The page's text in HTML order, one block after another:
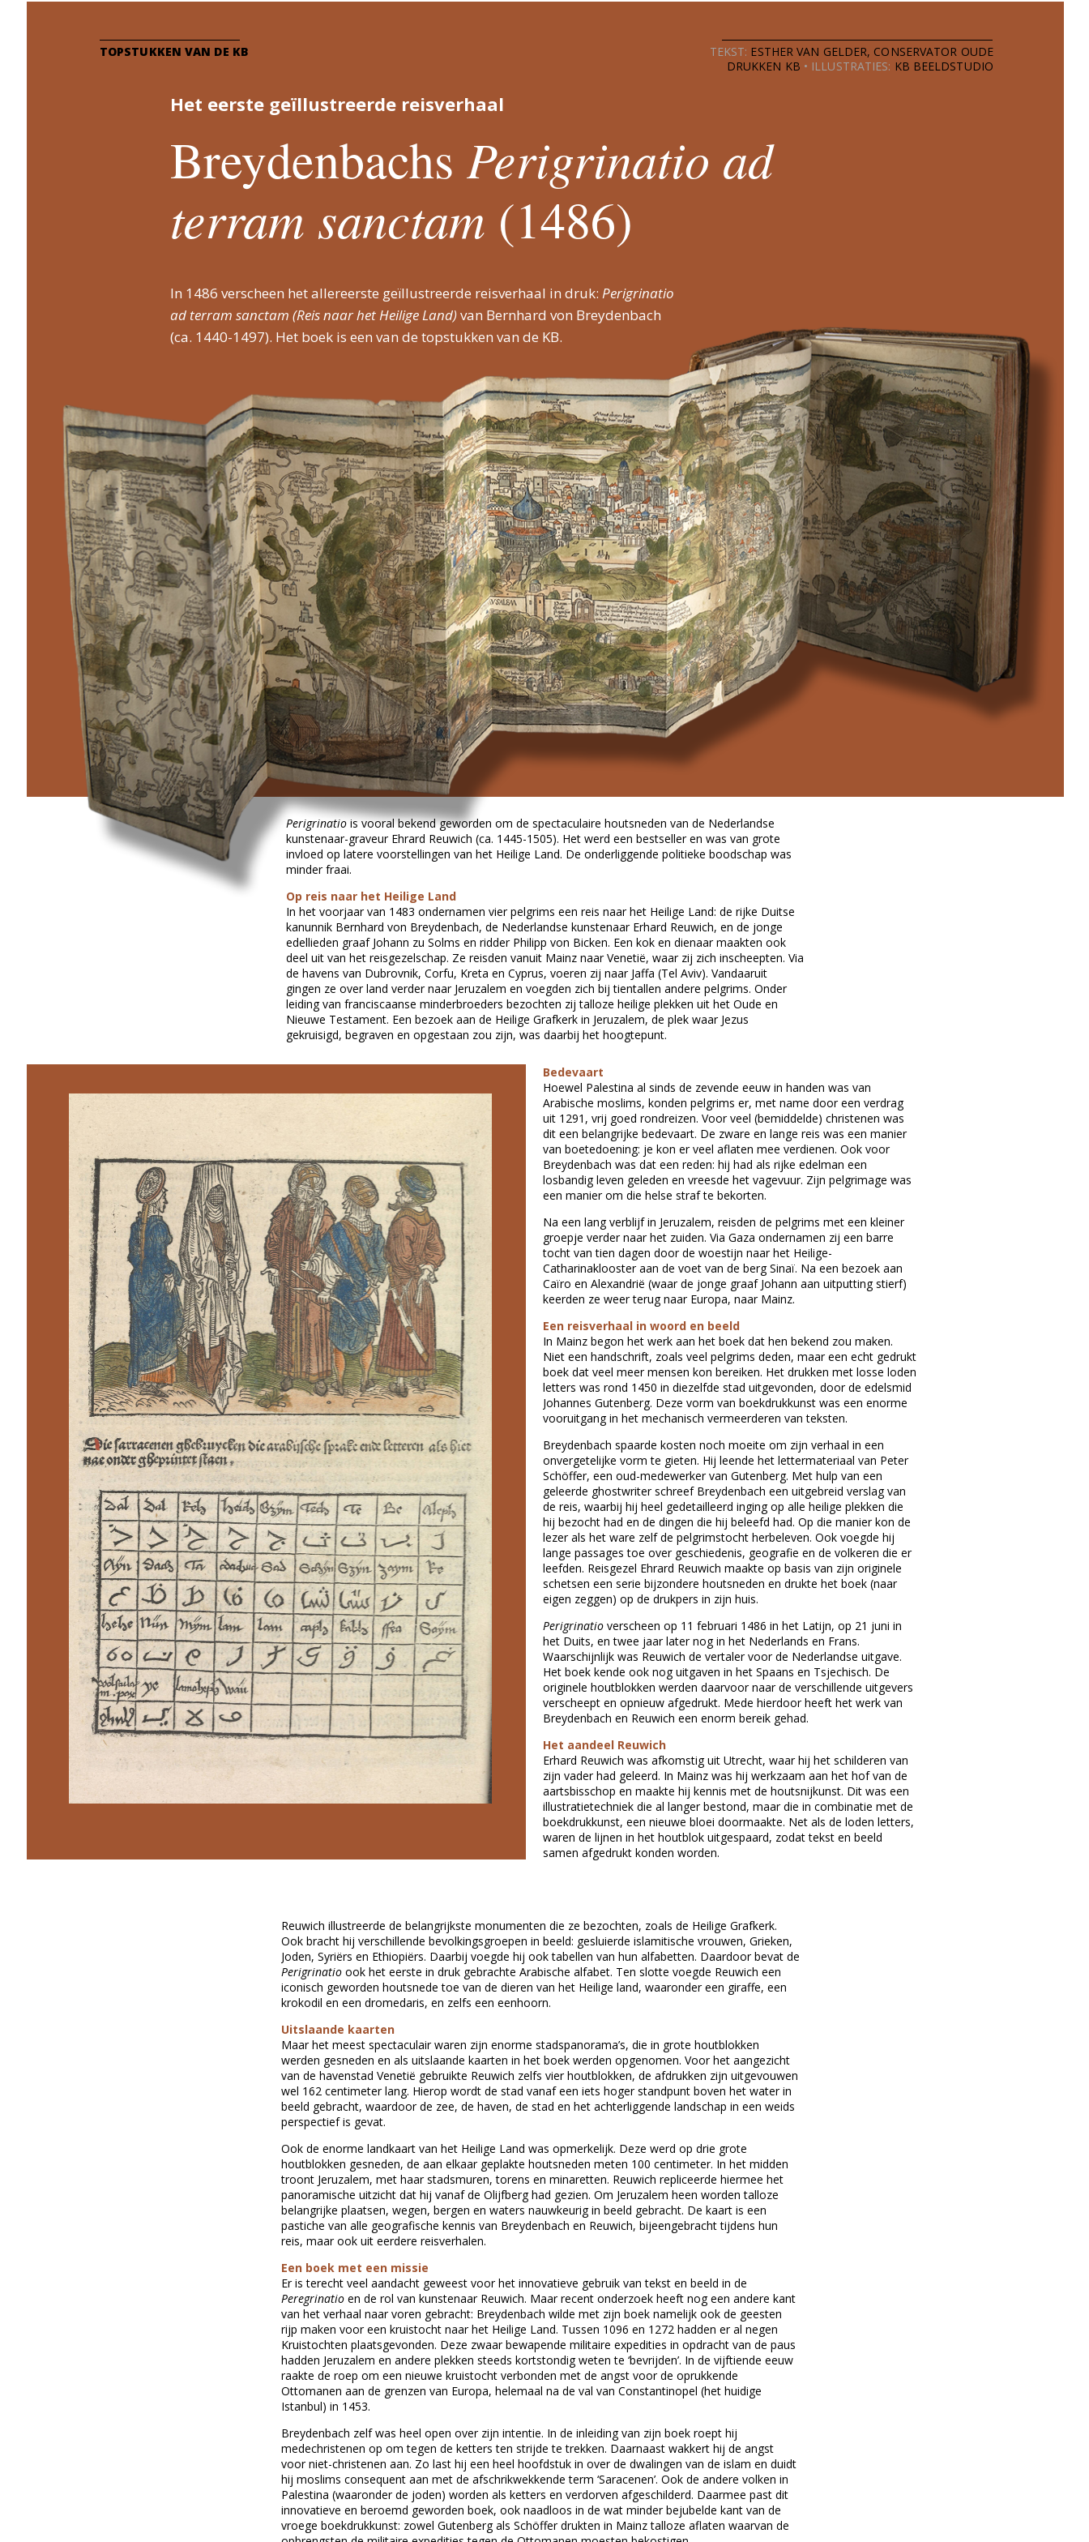
Reuwich illustreerde de belangrijkste monumenten die ze bezochten, zoals de Heilige Grafkerk.
Ook bracht hij verschillende bevolkingsgroepen in beeld: gesluierde islamitische vrouwen, Grieken,
Joden, Syriërs en Ethiopiërs. Daarbij voegde hij ook tabellen van hun alfabetten. Daardoor bevat de
Perigrinatio ook het eerste in druk gebrachte Arabische alfabet. Ten slotte voegde Reuwich een
iconisch geworden houtsnede toe van de dieren van het Heilige land, waaronder een giraffe, een
krokodil en een dromedaris, en zelfs een eenhoorn.
Uitslaande kaarten
Maar het meest spectaculair waren zijn enorme stadspanorama’s, die in grote houtblokken
werden gesneden en als uitslaande kaarten in het boek werden opgenomen. Voor het aangezicht
van de havenstad Venetië gebruikte Reuwich zelfs vier houtblokken, de afdrukken zijn uitgevouwen
wel 162 centimeter lang. Hierop wordt de stad vanaf een iets hoger standpunt boven het water in
beeld gebracht, waardoor de zee, de haven, de stad en het achterliggende landschap in een weids
perspectief is gevat.
Ook de enorme landkaart van het Heilige Land was opmerkelijk. Deze werd op drie grote
houtblokken gesneden, de aan elkaar geplakte houtsneden meten 100 centimeter. In het midden
troont Jeruzalem, met haar stadsmuren, torens en minaretten. Reuwich repliceerde hiermee het
panoramische uitzicht dat hij vanaf de Olijfberg had gezien. Om Jeruzalem heen worden talloze
belangrijke plaatsen, wegen, bergen en waters nauwkeurig in beeld gebracht. De kaart is een
pastiche van alle geografische kennis van Breydenbach en Reuwich, bijeengebracht tijdens hun
reis, maar ook uit eerdere reisverhalen.
Een boek met een missie
Er is terecht veel aandacht geweest voor het innovatieve gebruik van tekst en beeld in de
Peregrinatio en de rol van kunstenaar Reuwich. Maar recent onderzoek heeft nog een andere kant
van het verhaal naar voren gebracht: Breydenbach wilde met zijn boek namelijk ook de geesten
rijp maken voor een kruistocht naar het Heilige Land. Tussen 1096 en 1272 hadden er al negen
Kruistochten plaatsgevonden. Deze zwaar bewapende militaire expedities in opdracht van de paus
hadden Jeruzalem en andere plekken steeds kortstondig weten te ‘bevrijden’. In de vijftiende eeuw
raakte de roep om een nieuwe kruistocht verbonden met de angst voor de oprukkende
Ottomanen aan de grenzen van Europa, helemaal na de val van Constantinopel (het huidige
Istanbul) in 1453.
Breydenbach zelf was heel open over zijn intentie. In de inleiding van zijn boek roept hij
medechristenen op om tegen de ketters ten strijde te trekken. Daarnaast wakkert hij de angst
voor niet-christenen aan. Zo last hij een heel hoofdstuk in over de dwalingen van de islam en duidt
hij moslims consequent aan met de afschrikwekkende term ‘Saracenen’. Ook de andere volken in
Palestina (waaronder de joden) worden als ketters en verdorven afgeschilderd. Daarmee past dit
innovatieve en beroemd geworden boek, ook naadloos in de wat minder bejubelde kant van de
vroege boekdrukkunst: zowel Gutenberg als Schöffer drukten in Mainz talloze aflaten waarvan de
Bedevaart
Hoewel Palestina al sinds de zevende eeuw in handen was van
Arabische moslims, konden pelgrims er, met name door een verdrag
uit 1291, vrij goed rondreizen. Voor veel (bemiddelde) christenen was
dit een belangrijke bedevaart. De zware en lange reis was een manier
van boetedoening: je kon er veel aflaten mee verdienen. Ook voor
Breydenbach was dat een reden: hij had als rijke edelman een
losbandig leven geleden en vreesde het vagevuur. Zijn pelgrimage was
een manier om die helse straf te bekorten.
Na een lang verblijf in Jeruzalem, reisden de pelgrims met een kleiner
groepje verder naar het zuiden. Via Gaza ondernamen zij een barre
tocht van tien dagen door de woestijn naar het Heilige-
Catharinaklooster aan de voet van de berg Sinaï. Na een bezoek aan
Caïro en Alexandrië (waar de jonge graaf Johann aan uitputting stierf)
keerden ze weer terug naar Europa, naar Mainz.
Een reisverhaal in woord en beeld
In Mainz begon het werk aan het boek dat hen bekend zou maken.
Niet een handschrift, zoals veel pelgrims deden, maar een echt gedrukt
boek dat veel meer mensen kon bereiken. Het drukken met losse loden
letters was rond 1450 in diezelfde stad uitgevonden, door de edelsmid
Johannes Gutenberg. Deze vorm van boekdrukkunst was een enorme
vooruitgang in het mechanisch vermeerderen van teksten.
Breydenbach spaarde kosten noch moeite om zijn verhaal in een
onvergetelijke vorm te gieten. Hij leende het lettermateriaal van Peter
Schöffer, een oud-medewerker van Gutenberg. Met hulp van een
geleerde ghostwriter schreef Breydenbach een uitgebreid verslag van
de reis, waarbij hij heel gedetailleerd inging op alle heilige plekken die
hij bezocht had en de dingen die hij beleefd had. Op die manier kon de
lezer als het ware zelf de pelgrimstocht herbeleven. Ook voegde hij
lange passages toe over geschiedenis, geografie en de volkeren die er
leefden. Reisgezel Ehrard Reuwich maakte op basis van zijn originele
schetsen een serie bijzondere houtsneden en drukte het boek (naar
eigen zeggen) op de drukpers in zijn huis.
Perigrinatio verscheen op 11 februari 1486 in het Latijn, op 21 juni in
het Duits, en twee jaar later nog in het Nederlands en Frans.
Waarschijnlijk was Reuwich de vertaler voor de Nederlandse uitgave.
Het boek kende ook nog uitgaven in het Spaans en Tsjechisch. De
originele houtblokken werden daarvoor naar de verschillende uitgevers
verscheept en opnieuw afgedrukt. Mede hierdoor heeft het werk van
Breydenbach en Reuwich een enorm bereik gehad.
Het aandeel Reuwich
Erhard Reuwich was afkomstig uit Utrecht, waar hij het schilderen van
zijn vader had geleerd. In Mainz was hij werkzaam aan het hof van de
aartsbisschop en maakte hij kennis met de houtsnijkunst. Dit was een
illustratietechniek die al langer bestond, maar die in combinatie met de
boekdrukkunst, een nieuwe bloei doormaakte. Net als de loden letters,
waren de lijnen in het houtblok uitgespaard, zodat tekst en beeld
samen afgedrukt konden worden.
Perigrinatio is vooral bekend geworden om de spectaculaire houtsneden van de Nederlandse
kunstenaar-graveur Ehrard Reuwich (ca. 1445-1505). Het werd een bestseller en was van grote
invloed op latere voorstellingen van het Heilige Land. De onderliggende politieke boodschap was
minder fraai.
Op reis naar het Heilige Land
In het voorjaar van 1483 ondernamen vier pelgrims een reis naar het Heilige Land: de rijke Duitse
kanunnik Bernhard von Breydenbach, de Nederlandse kunstenaar Erhard Reuwich, en de jonge
edellieden graaf Johann zu Solms en ridder Philipp von Bicken. Een kok en dienaar maakten ook
deel uit van het reisgezelschap. Ze reisden vanuit Mainz naar Venetië, waar zij zich inscheepten. Via
de havens van Dubrovnik, Corfu, Kreta en Cyprus, voeren zij naar Jaffa (Tel Aviv). Vandaaruit
gingen ze over land verder naar Jeruzalem en voegden zich bij tientallen andere pelgrims. Onder
leiding van franciscaanse minderbroeders bezochten zij talloze heilige plekken uit het Oude en
Nieuwe Testament. Een bezoek aan de Heilige Grafkerk in Jeruzalem, de plek waar Jezus
gekruisigd, begraven en opgestaan zou zijn, was daarbij het hoogtepunt.
Het eerste geïllustreerde reisverhaal
In 1486 verscheen het allereerste geïllustreerde reisverhaal in druk: Perigrinatio
ad terram sanctam (Reis naar het Heilige Land)van Bernhard von Breydenbach
(ca. 1440-1497). Het boek is een van de topstukken van de KB.
Breydenbachs Perigrinatio ad
terram sanctam (1486)
TOPSTUKKEN VAN DE KB TEKST: ESTHER VAN GELDER, CONSERVATOR OUDE
DRUKKEN KB • ILLUSTRATIES: KB BEELDSTUDIO